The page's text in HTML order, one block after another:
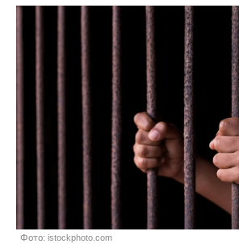
Фото: istockphoto.com